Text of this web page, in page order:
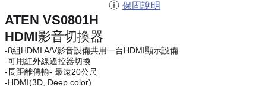
保固說明
ATEN VS0801H
HDMI影音切換器
-8組HDMI A/V影音設備共用一台HDMI顯示設備
-可用紅外線遙控器切換
-長距離傳輸- 最遠20公尺
-HDMI(3D, Deep color)